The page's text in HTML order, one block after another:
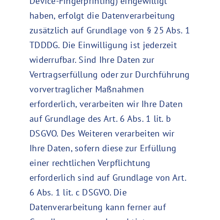
haben, erfolgt die Datenverarbeitung
zusätzlich auf Grundlage von § 25 Abs. 1
TDDDG. Die Einwilligung ist jederzeit
widerrufbar. Sind Ihre Daten zur
Vertragserfüllung oder zur Durchführung
vorvertraglicher Maßnahmen
erforderlich, verarbeiten wir Ihre Daten
auf Grundlage des Art. 6 Abs. 1 lit. b
DSGVO. Des Weiteren verarbeiten wir
Ihre Daten, sofern diese zur Erfüllung
einer rechtlichen Verpflichtung
erforderlich sind auf Grundlage von Art.
6 Abs. 1 lit. c DSGVO. Die
Datenverarbeitung kann ferner auf